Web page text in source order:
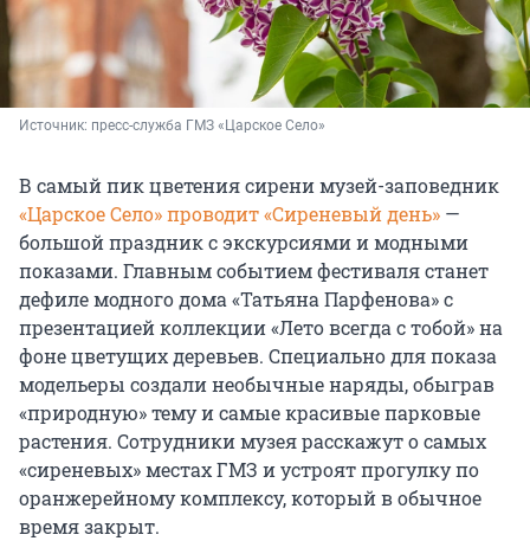
Источник: пресс-служба ГМЗ «Царское Село»
В самый пик цветения сирени музей-заповедник
«Царское Село» проводит «Сиреневый день» —
большой праздник с экскурсиями и модными
показами. Главным событием фестиваля станет
дефиле модного дома «Татьяна Парфенова» с
презентацией коллекции «Лето всегда с тобой» на
фоне цветущих деревьев. Специально для показа
модельеры создали необычные наряды, обыграв
«природную» тему и самые красивые парковые
растения. Сотрудники музея расскажут о самых
«сиреневых» местах ГМЗ и устроят прогулку по
оранжерейному комплексу, который в обычное
время закрыт.